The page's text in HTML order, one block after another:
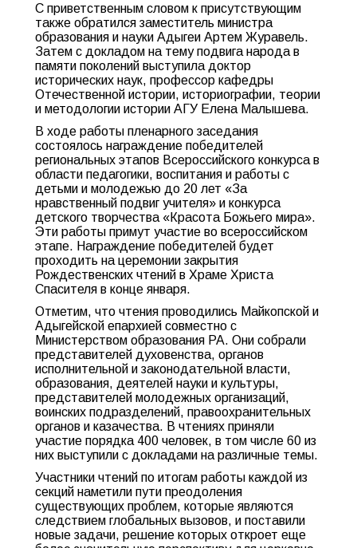
С приветственным словом к присутствующим
также обратился заместитель министра
образования и науки Адыгеи Артем Журавель.
Затем с докладом на тему подвига народа в
памяти поколений выступила доктор
исторических наук, профессор кафедры
Отечественной истории, историографии, теории
и методологии истории АГУ Елена Малышева.
В ходе работы пленарного заседания
состоялось награждение победителей
региональных этапов Всероссийского конкурса в
области педагогики, воспитания и работы с
детьми и молодежью до 20 лет «За
нравственный подвиг учителя» и конкурса
детского творчества «Красота Божьего мира».
Эти работы примут участие во всероссийском
этапе. Награждение победителей будет
проходить на церемонии закрытия
Рождественских чтений в Храме Христа
Спасителя в конце января.
Отметим, что чтения проводились Майкопской и
Адыгейской епархией совместно с
Министерством образования РА. Они собрали
представителей духовенства, органов
исполнительной и законодательной власти,
образования, деятелей науки и культуры,
представителей молодежных организаций,
воинских подразделений, правоохранительных
органов и казачества. В чтениях приняли
участие порядка 400 человек, в том числе 60 из
них выступили с докладами на различные темы.
Участники чтений по итогам работы каждой из
секций наметили пути преодоления
существующих проблем, которые являются
следствием глобальных вызовов, и поставили
новые задачи, решение которых откроет еще